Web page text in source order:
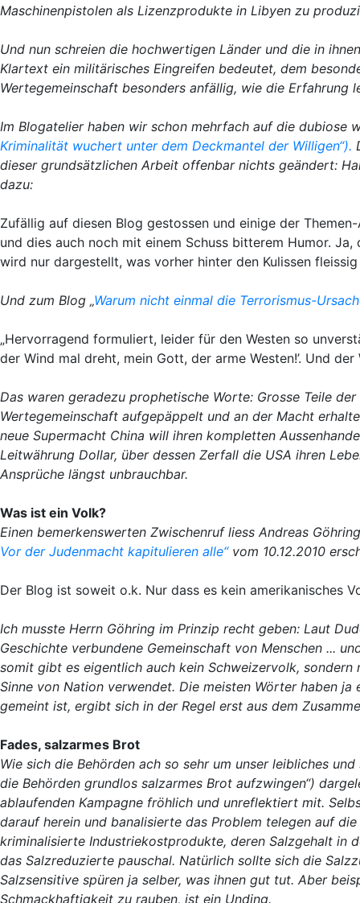
Maschinenpistolen als Lizenzprodukte in Libyen zu
Und nun schreien die hochwertigen Länder und die in
Klartext ein militärisches Eingreifen bedeutet, dem
Wertegemeinschaft besonders anfällig, wie die Erfahrung
Im Blogatelier haben wir schon mehrfach auf die dubiose
Kriminalität wuchert unter dem Deckmantel der Willigen“).
dieser grundsätzlichen Arbeit offenbar nichts geändert:
dazu:
Zufällig auf diesen Blog gestossen und einige der
und dies auch noch mit einem Schuss bitterem Humor.
wird nur dargestellt, was vorher hinter den Kulissen
Und zum Blog „Warum nicht einmal die Terrorismus-
„Hervorragend formuliert, leider für den Westen so
der Wind mal dreht, mein Gott, der arme Westen!’. Und
Das waren geradezu prophetische Worte: Grosse Teile
Wertegemeinschaft aufgepäppelt und an der Macht
neue Supermacht China will ihren kompletten
Leitwährung Dollar, über dessen Zerfall die USA ihren
Ansprüche längst unbrauchbar.
Was ist ein Volk?
Einen bemerkenswerten Zwischenruf liess Andreas
Vor der Judenmacht kapitulieren alle“vom 10.12.2010
Der Blog ist soweit o.k. Nur dass es kein amerikanisches
Ich musste Herrn Göhring im Prinzip recht geben: Laut
Geschichte verbundene Gemeinschaft von Menschen ...
somit gibt es eigentlich auch kein Schweizervolk,
Sinne von Nation verwendet. Die meisten Wörter haben
gemeint ist, ergibt sich in der Regel erst aus dem
Fades, salzarmes Brot
Wie sich die Behörden ach so sehr um unser leibliches
die Behörden grundlos salzarmes Brot aufzwingen“)
ablaufenden Kampagne fröhlich und unreflektiert mit.
darauf herein und banalisierte das Problem telegen auf
kriminalisierte Industriekostprodukte, deren Salzgehalt in
das Salzreduzierte pauschal. Natürlich sollte sich die
Salzsensitive spüren ja selber, was ihnen gut tut. Aber
Schmackhaftigkeit zu rauben, ist ein Unding.